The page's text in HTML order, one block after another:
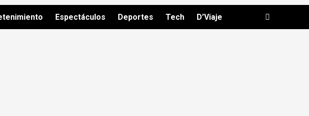
Espectáculos Deportes Tech D’Viaje